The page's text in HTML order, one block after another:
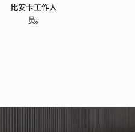
比安卡工作人
员。